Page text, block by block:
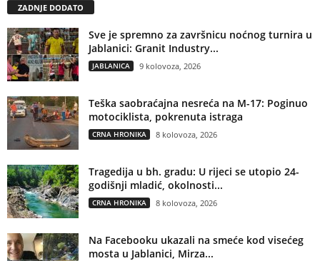
ZADNJE DODATO
Sve je spremno za završnicu noćnog turnira u
Jablanici: Granit Industry...
JABLANICA 9 kolovoza, 2026
Teška saobraćajna nesreća na M-17: Poginuo
motociklista, pokrenuta istraga
CRNA HRONIKA 8 kolovoza, 2026
Tragedija u bh. gradu: U rijeci se utopio 24-
godišnji mladić, okolnosti...
CRNA HRONIKA 8 kolovoza, 2026
Na Facebooku ukazali na smeće kod visećeg
mosta u Jablanici, Mirza...